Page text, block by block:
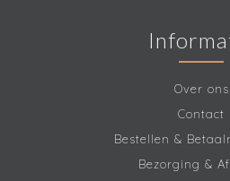
Over ons
Contact
Bestellen &
Bezorging &